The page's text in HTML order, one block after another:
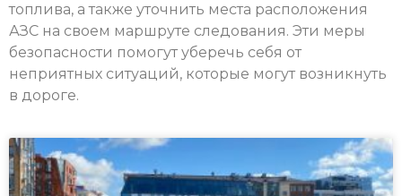
топлива, а также уточнить места расположения
АЗС на своем маршруте следования. Эти меры
безопасности помогут уберечь себя от
неприятных ситуаций, которые могут возникнуть
в дороге.